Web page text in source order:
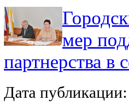
мер
партнерства в
Дата